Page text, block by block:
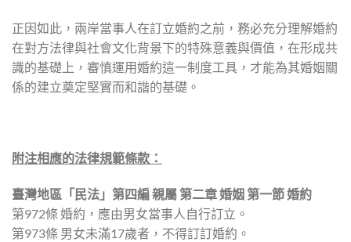
正因如此，兩岸當事人在訂立婚約之前，務必充分理解婚約
在對方法律與社會文化背景下的特殊意義與價值，在形成共
識的基礎上，審慎運用婚約這一制度工具，才能為其婚姻關
係的建立奠定堅實而和諧的基礎。
附注相應的法律規範條款：
臺灣地區「民法」第四編 親屬 第二章 婚姻 第一節 婚約
第972條 婚約，應由男女當事人自行訂立。
第973條 男女未滿17歲者，不得訂訂婚約。